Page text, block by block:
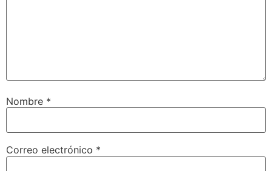
Nombre *
Correo electrónico *